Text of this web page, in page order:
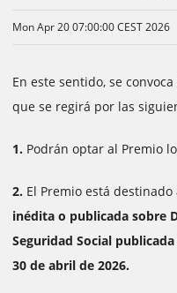
Mon Apr 20 07:00:00 CEST 2026
En este sentido, se
que se regirá por las
1. Podrán optar al Premio
2. El Premio está
inédita o publicada sobre
Seguridad Social
30 de abril de 2026.